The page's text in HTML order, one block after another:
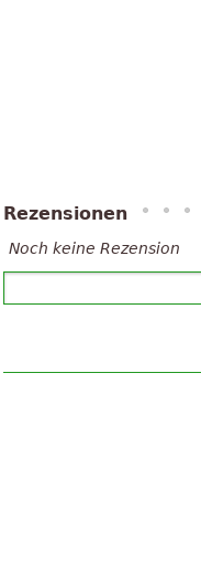
Rezensionen
Noch keine Rezension